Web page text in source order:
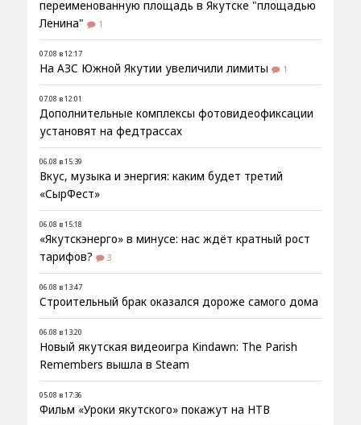
переименованную площадь в Якутске "площадью
Ленина"
1
07.08 в 12:17
На АЗС Южной Якутии увеличили лимиты 1
07.08 в 12:01
Дополнительные комплексы фотовидеофиксации
установят на федтрассах
06.08 в 15:39
Вкус, музыка и энергия: каким будет третий
«СырФест»
06.08 в 15:18
«Якутскэнерго» в минусе: нас ждёт кратный рост
тарифов?
3
06.08 в 13:47
Строительный брак оказался дороже самого дома
06.08 в 13:20
Новый якутская видеоигра Kindawn: The Parish
Remembers вышла в Steam
05.08 в 17:36
Фильм «Уроки якутского» покажут на НТВ